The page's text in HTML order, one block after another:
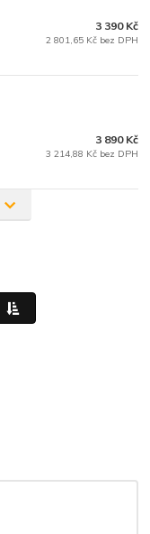
3 390 Kč
2 801,65 Kč bez DPH
3 890 Kč
3 214,88 Kč bez DPH